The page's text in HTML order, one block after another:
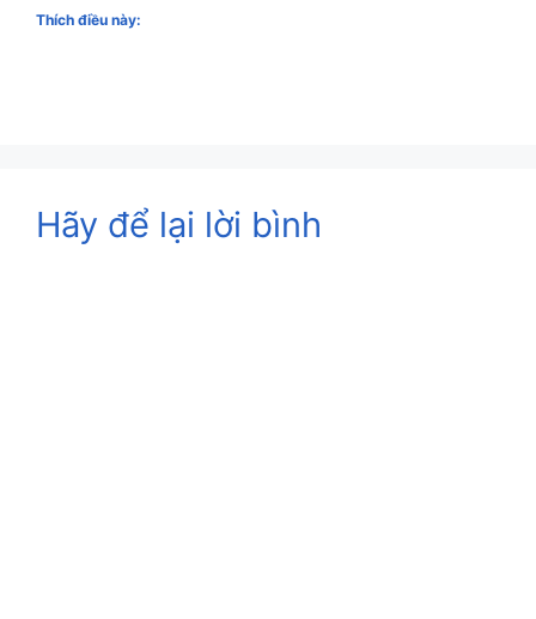
Thích điều này:
Hãy để lại lời bình